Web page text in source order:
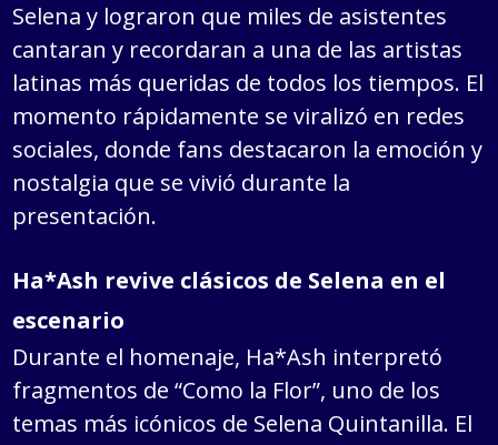
Selena y lograron que miles de asistentes
cantaran y recordaran a una de las artistas
latinas más queridas de todos los tiempos. El
momento rápidamente se viralizó en redes
sociales, donde fans destacaron la emoción y
nostalgia que se vivió durante la
presentación.
Ha*Ash revive clásicos de Selena en el
escenario
Durante el homenaje, Ha*Ash interpretó
fragmentos de “Como la Flor”, uno de los
temas más icónicos de Selena Quintanilla. El